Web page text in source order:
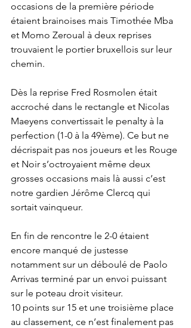
occasions de la première période
étaient brainoises mais Timothée Mba
et Momo Zeroual à deux reprises
trouvaient le portier bruxellois sur leur
chemin.
Dès la reprise Fred Rosmolen était
accroché dans le rectangle et Nicolas
Maeyens convertissait le penalty à la
perfection (1-0 à la 49ème). Ce but ne
décrispait pas nos joueurs et les Rouge
et Noir s’octroyaient même deux
grosses occasions mais là aussi c’est
notre gardien Jérôme Clercq qui
sortait vainqueur.
En fin de rencontre le 2-0 étaient
encore manqué de justesse
notamment sur un déboulé de Paolo
Arrivas terminé par un envoi puissant
sur le poteau droit visiteur.
10 points sur 15 et une troisième place
au classement, ce n’est finalement pas